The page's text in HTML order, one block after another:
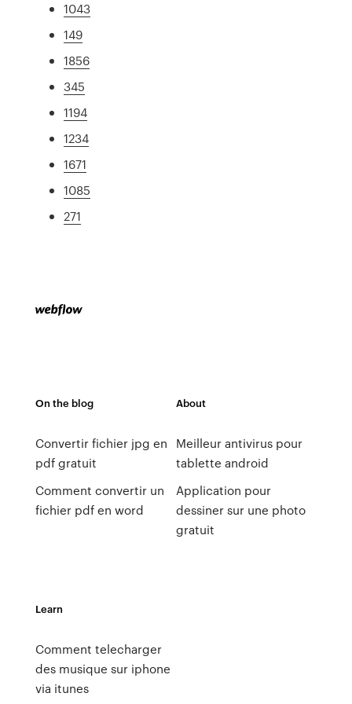
1043
149
1856
345
1194
1234
1671
1085
271
On the blog
Convertir fichier jpg en
pdf gratuit
Comment convertir un
fichier pdf en word
About
Meilleur antivirus pour
tablette android
Application pour
dessiner sur une photo
gratuit
Learn
Comment telecharger
des musique sur iphone
via itunes